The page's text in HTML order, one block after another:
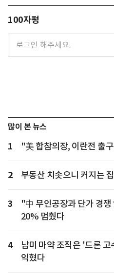
100자평
많이 본 뉴스
1 "美 합참의장, 이란전 출
2 부동산 치솟으니 커지는
3
"中 무인공장과 단가 경
20% 멈췄다
4
남미 마약 조직은 '드론
익혔다